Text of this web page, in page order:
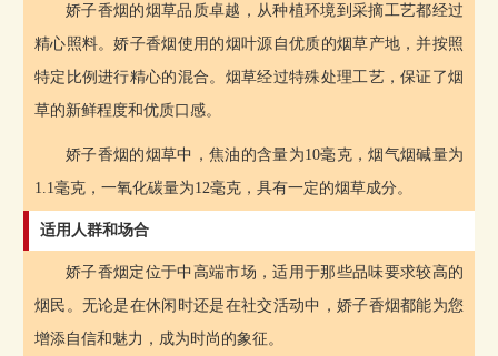
娇子香烟的烟草品质卓越，从种植环境到采摘工艺都经过
精心照料。娇子香烟使用的烟叶源自优质的烟草产地，并按照
特定比例进行精心的混合。烟草经过特殊处理工艺，保证了烟
草的新鲜程度和优质口感。
娇子香烟的烟草中，焦油的含量为10毫克，烟气烟碱量为
1.1毫克，一氧化碳量为12毫克，具有一定的烟草成分。
适用人群和场合
娇子香烟定位于中高端市场，适用于那些品味要求较高的
烟民。无论是在休闲时还是在社交活动中，娇子香烟都能为您
增添自信和魅力，成为时尚的象征。